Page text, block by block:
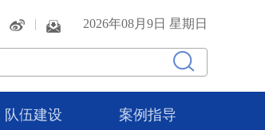
| 2026年08月9日 星期日
队伍建设
案例指导